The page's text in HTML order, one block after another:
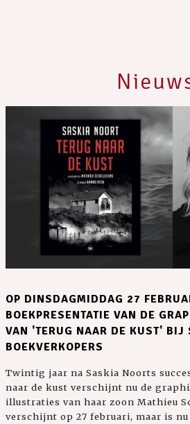
OP DINSDAGMIDDAG 27
BOEKPRESENTATIE VAN DE
VAN 'TERUG NAAR DE KUST' BIJ
BOEKVERKOPERS
Twintig jaar na Saskia Noorts
naar de kust verschijnt nu de
illustraties van haar zoon Mathieu
verschijnt op 27 februari, maar is